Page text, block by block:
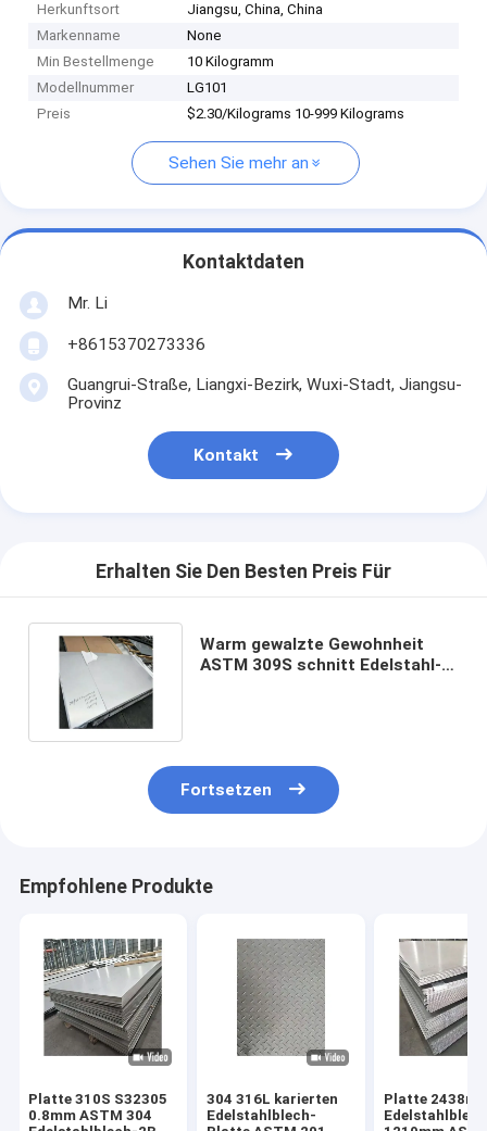
Herkunftsort
Jiangsu, China, China
Markenname
None
Min Bestellmenge
10 Kilogramm
Modellnummer
LG101
Preis
$2.30/Kilograms 10-999 Kilograms
Sehen Sie mehr an
Kontaktdaten
Mr. Li
+8615370273336
Guangrui-Straße, Liangxi-Bezirk, Wuxi-Stadt, Jiangsu-
Provinz
Kontakt
Erhalten Sie Den Besten Preis Für
Warm gewalzte Gewohnheit
ASTM 309S schnitt Edelstahl-
Fortsetzen
Empfohlene Produkte
Platte 310S S32305
0.8mm ASTM 304
304 316L karierten
Edelstahlblech-
Platte